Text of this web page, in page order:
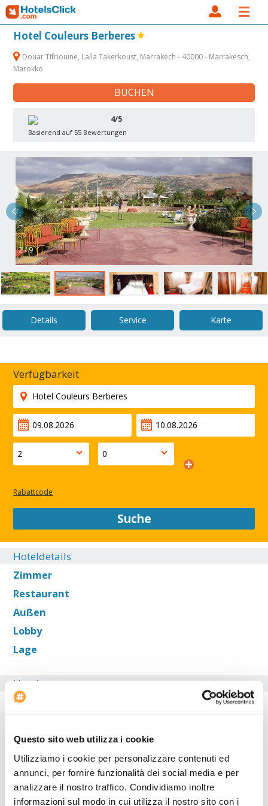
Questo sito web utilizza i cookie
Utilizziamo i cookie per personalizzare contenuti ed
annunci, per fornire funzionalità dei social media e per
analizzare il nostro traffico. Condividiamo inoltre
informazioni sul modo in cui utilizza il nostro sito con i
Hotel Couleurs Berberes
Douar Tifriouine, Lalla Takerkoust, Marrakech - 40000 - Marrakesch,
Marokko
BUCHEN
4/5
Basierend auf 55 Bewertungen
2 / 9
Details Service Karte
Verfügbarkeit
Rabattcode
Suche
Hoteldetails
Zimmer
Restaurant
Außen
Lobby
Lage
Hotelausstattung
Konferenzraum: 100
Beginn des Check-in: --:--
Bar
Das Hotel ist ideal für Reisende mit Auto. Im Unterkunft gibt es ein